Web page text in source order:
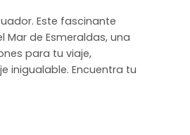
Este fascinante
de Esmeraldas, una
para tu viaje,
inigualable. Encuentra tu